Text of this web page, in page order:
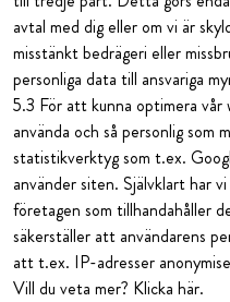
avtal med dig eller om vi är
misstänkt bedrägeri eller
personliga data till ansvariga
5.3 För att kunna optimera vår
använda och så personlig som
statistikverktyg som t.ex.
använder siten. Självklart har
företagen som tillhandahåller
säkerställer att användarens
att t.ex. IP-adresser
Vill du veta mer? Klicka här.